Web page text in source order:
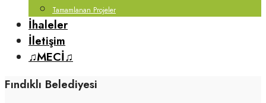
Tamamlanan Projeler
İhaleler
İletişim
♫MECİ♫
Fındıklı Belediyesi